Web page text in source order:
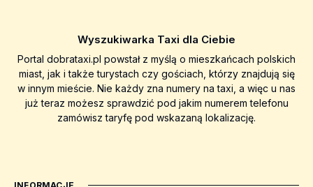
Wyszukiwarka Taxi dla Ciebie
Portal dobrataxi.pl powstał z myślą o mieszkańcach polskich
miast, jak i także turystach czy gościach, którzy znajdują się
w innym mieście. Nie każdy zna numery na taxi, a więc u nas
już teraz możesz sprawdzić pod jakim numerem telefonu
zamówisz taryfę pod wskazaną lokalizację.
INFORMACJE